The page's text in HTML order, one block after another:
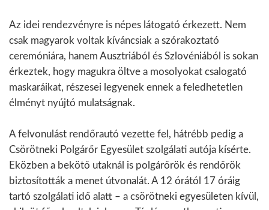
Az idei rendezvényre is népes látogató érkezett. Nem
csak magyarok voltak kíváncsiak a szórakoztató
ceremóniára, hanem Ausztriából és Szlovéniából is sokan
érkeztek, hogy magukra öltve a mosolyokat csalogató
maskaráikat, részesei legyenek ennek a feledhetetlen
élményt nyújtó mulatságnak.
A felvonulást rendőrautó vezette fel, hátrébb pedig a
Csörötneki Polgárőr Egyesület szolgálati autója kísérte.
Eközben a bekötő utaknál is polgárőrök és rendőrök
biztosították a menet útvonalát. A 12 órától 17 óráig
tartó szolgálati idő alatt – a csörötneki egyesületen kívül,